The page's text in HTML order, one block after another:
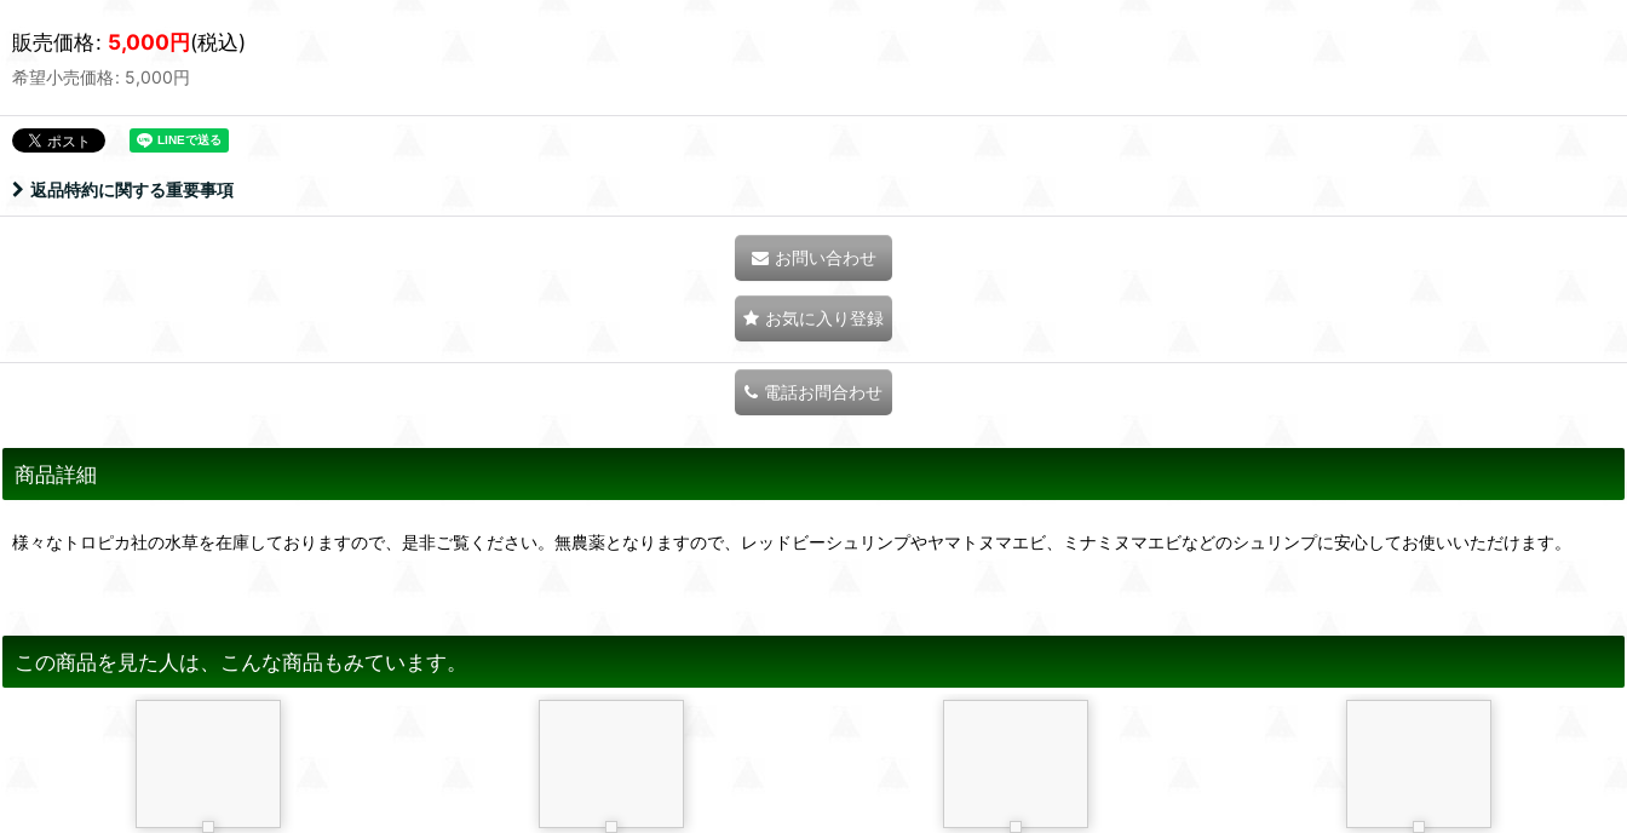
販売価格: 5,000円(税込)
希望小売価格: 5,000円
返品特約に関する重要事項
お問い合わせ
お気に入り登録
電話お問合わせ
商品詳細
様々なトロピカ社の水草を在庫しておりますので、是非ご覧ください。無農薬となりますので、レッドビーシュリンプやヤマトヌマエビ、ミナミヌマエビなどのシュリンプに安心してお使いいただけます。
この商品を見た人は、こんな商品もみています。